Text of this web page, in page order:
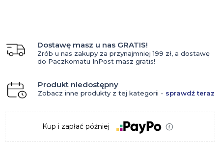
Dostawę masz u nas GRATIS!
Zrób u nas zakupy za przynajmniej 199 zł, a dostawę
do Paczkomatu InPost masz gratis!
Produkt niedostępny
Zobacz inne produkty z tej kategorii - sprawdź teraz
Kup i zapłać później